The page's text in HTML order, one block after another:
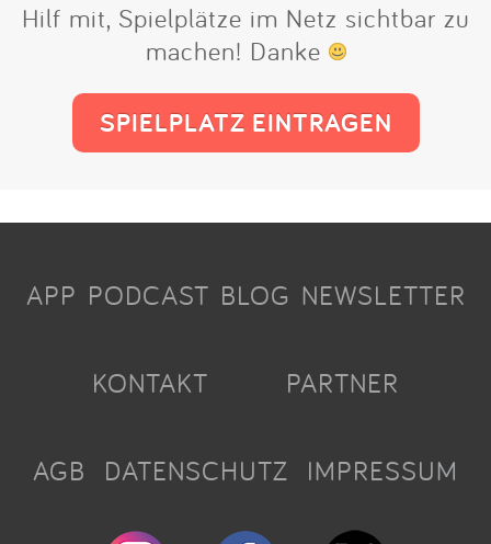
Hilf mit, Spielplätze im Netz sichtbar zu
machen! Danke
SPIELPLATZ EINTRAGEN
APP PODCAST BLOG NEWSLETTER
KONTAKT PARTNER
AGB DATENSCHUTZ IMPRESSUM